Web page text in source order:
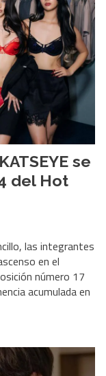
se
del Hot
las integrantes
en el
número 17
acumulada en